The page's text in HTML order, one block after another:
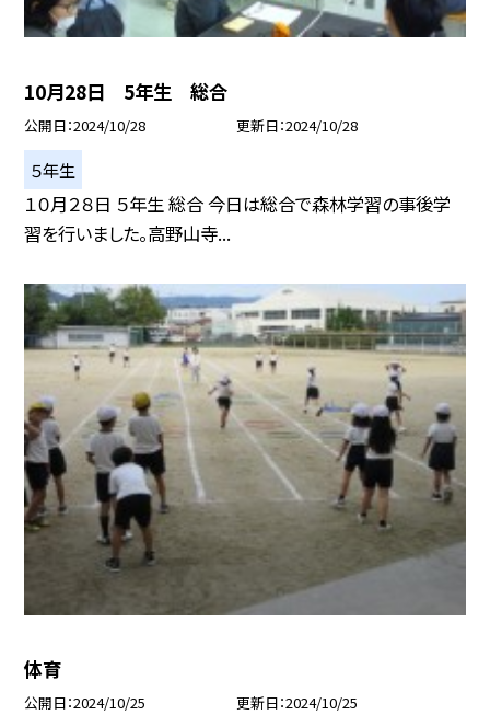
10月28日 5年生 総合
公開日 2024/10/28 更新日 2024/10/28
５年生
１０月２８日 ５年生 総合 今日は総合で森林学習の事後学
習を行いました。高野山寺...
体育
公開日 2024/10/25 更新日 2024/10/25